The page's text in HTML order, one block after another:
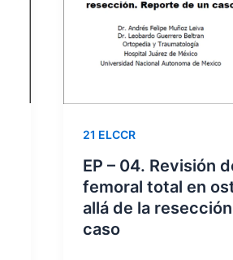
21 ELCCR
EP – 04. Revisión
femoral total en
allá de la
caso